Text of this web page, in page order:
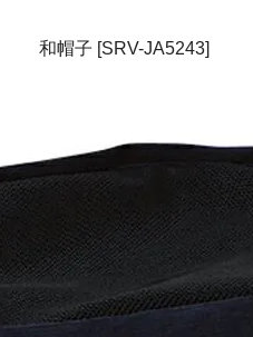
和帽子 [SRV-JA5243]